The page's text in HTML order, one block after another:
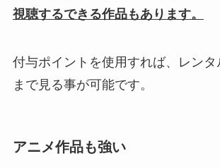
視聴するできる作品もあります。
付与ポイントを使用すれば、レン
まで見る事が可能です。
アニメ作品も強い